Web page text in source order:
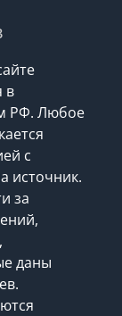
в
РФ. Любое
с
источник.
за
даны